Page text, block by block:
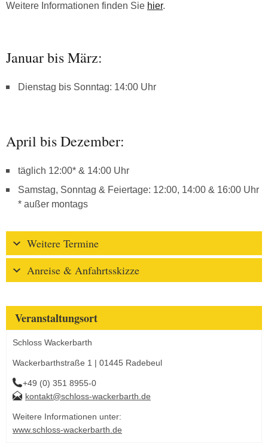
Weitere Informationen finden Sie hier.
Januar bis März:
Dienstag bis Sonntag: 14:00 Uhr
April bis Dezember:
täglich 12:00* & 14:00 Uhr
Samstag, Sonntag & Feiertage: 12:00, 14:00 & 16:00 Uhr
* außer montags
Weitere Termine
Anreise & Anfahrtsskizze
Veranstaltungsort
Schloss Wackerbarth
Wackerbarthstraße 1 | 01445 Radebeul
+49 (0) 351 8955-0
kontakt@schloss-wackerbarth.de
Weitere Informationen unter:
www.schloss-wackerbarth.de